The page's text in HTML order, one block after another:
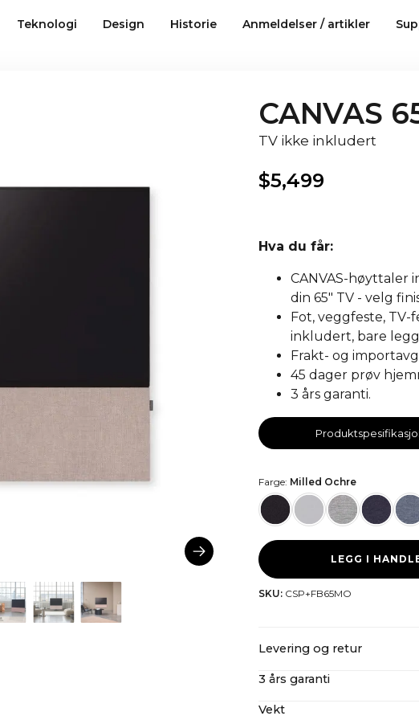
Teknologi Design Historie Anmeldelser / artikler
CANVAS
TV ikke inkludert
$5,499
Hva du får:
CANVAS-høyttaler
din 65" TV - velg
Fot, veggfeste,
inkludert, bare
Frakt- og
45 dager prøv
3 års garanti.
Farge: Milled Ochre
LEGG I
SKU: CSP+FB65MO
Levering og retur
CANVAS tilbyr gratis frakt
mer om våre
3 års garanti
Selv etter vår utvidede 3-
Vekt